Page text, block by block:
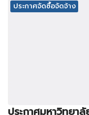
ประกาศจัดซื้อจัดจ้าง
ประกาศมหาวิทยา